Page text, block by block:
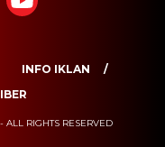
INFO IKLAN
ALL RIGHTS RESERVED